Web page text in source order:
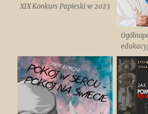
XIX Konkurs Papieski w 2023